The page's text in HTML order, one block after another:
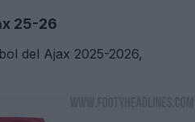
25-26
del Ajax 2025-2026,